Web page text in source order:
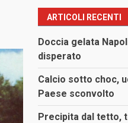
ARTICOLI RECENTI
Doccia gelata
disperato
Calcio sotto choc,
Paese sconvolto
Precipita dal tetto,